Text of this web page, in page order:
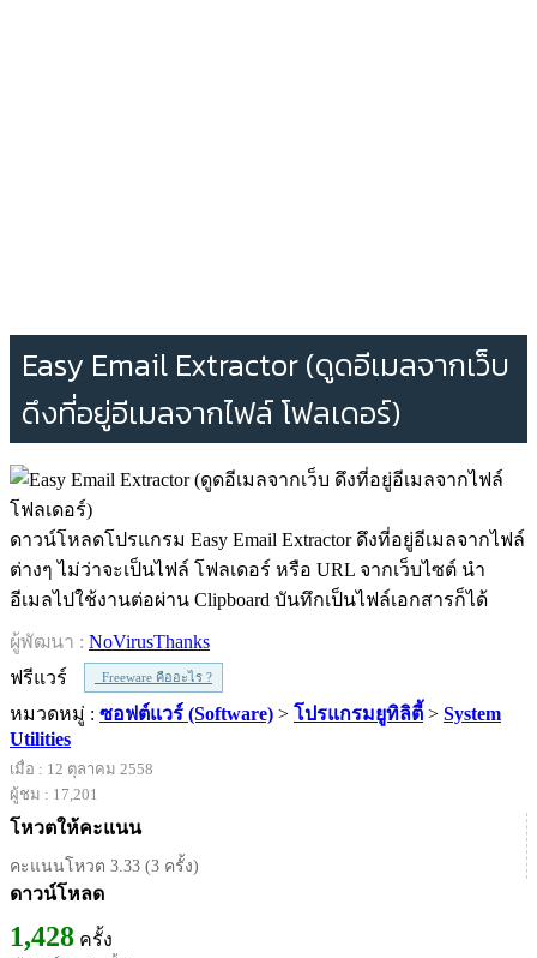
Easy Email Extractor (ดูดอีเมลจากเว็บ
ดึงที่อยู่อีเมลจากไฟล์ โฟลเดอร์)
ดาวน์โหลดโปรแกรม Easy Email Extractor ดึงที่อยู่อีเมลจากไฟล์
ต่างๆ ไม่ว่าจะเป็นไฟล์ โฟลเดอร์ หรือ URL จากเว็บไซต์ นำ
อีเมลไปใช้งานต่อผ่าน Clipboard บันทึกเป็นไฟล์เอกสารก็ได้
ผู้พัฒนา : NoVirusThanks
ฟรีแวร์
Freeware คืออะไร ?
หมวดหมู่ : ซอฟต์แวร์ (Software) > โปรแกรมยูทิลิตี้ > System
Utilities
เมื่อ : 12 ตุลาคม 2558
ผู้ชม : 17,201
โหวตให้คะแนน
คะแนนโหวต 3.33 (3 ครั้ง)
ดาวน์โหลด
1,428 ครั้ง